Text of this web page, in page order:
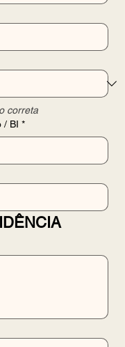
correta
/ BI *